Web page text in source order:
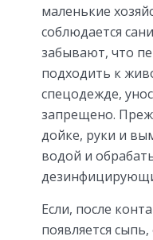
маленькие
соблюдается
забывают, что
подходить к
спецодежде,
запрещено.
дойке, руки и
водой и
Если, после
появляется